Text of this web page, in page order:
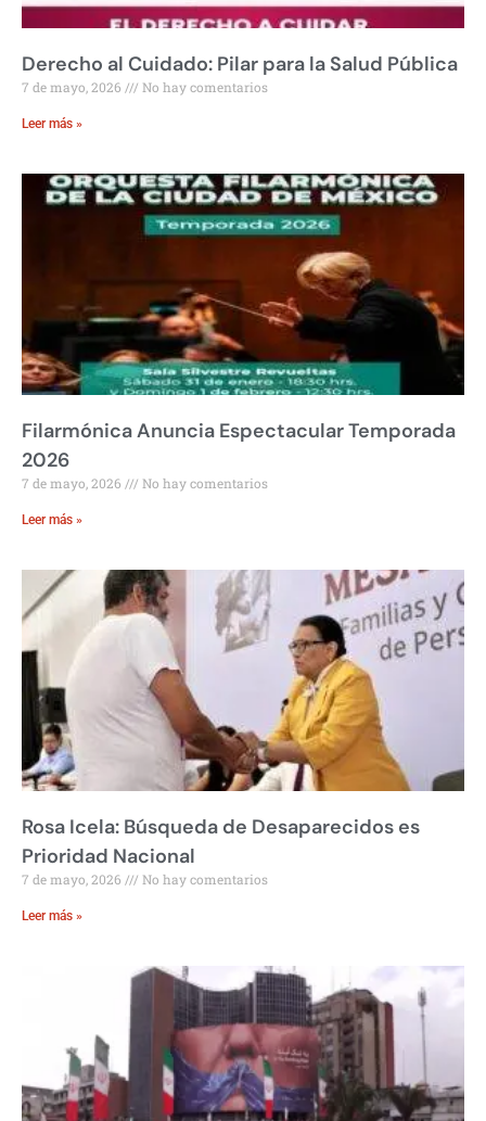
Derecho al Cuidado: Pilar para la Salud Pública
7 de mayo, 2026 No hay comentarios
Leer más »
Filarmónica Anuncia Espectacular Temporada
2026
7 de mayo, 2026 No hay comentarios
Leer más »
Rosa Icela: Búsqueda de Desaparecidos es
Prioridad Nacional
7 de mayo, 2026 No hay comentarios
Leer más »